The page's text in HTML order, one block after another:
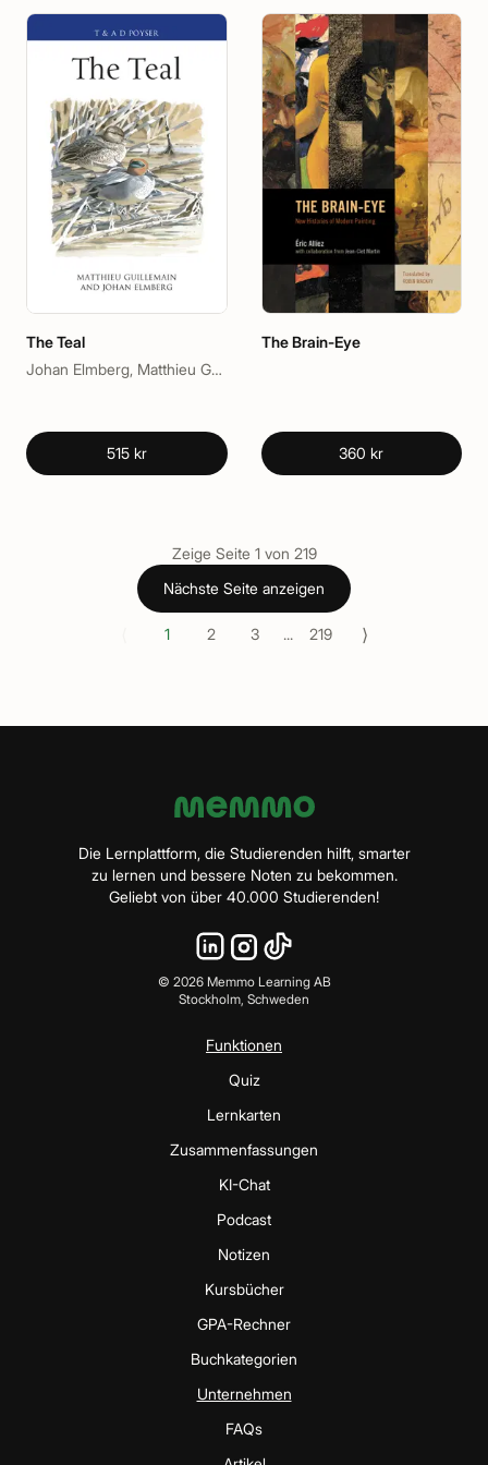
The Teal
Johan Elmberg, Matthieu Guillemain
515 kr
The Brain-Eye
360 kr
Zeige Seite 1 von 219
Nächste Seite anzeigen
1 2 3 ... 219 ⟩
Die Lernplattform, die Studierenden hilft, smarter
zu lernen und bessere Noten zu bekommen.
Geliebt von über 40.000 Studierenden!
© 2026Memmo Learning AB
Stockholm, Schweden
Funktionen
Quiz
Lernkarten
Zusammenfassungen
KI-Chat
Podcast
Notizen
Kursbücher
GPA-Rechner
Buchkategorien
Unternehmen
FAQs